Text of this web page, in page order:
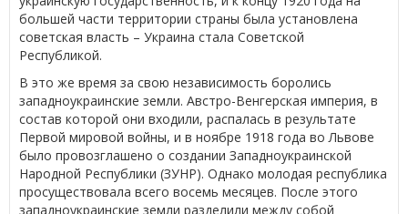
большей части территории страны была установлена
советская власть – Украина стала Советской
Республикой.
В это же время за свою независимость боролись
западноукраинские земли. Австро-Венгерская империя, в
состав которой они входили, распалась в результате
Первой мировой войны, и в ноябре 1918 года во Львове
было провозглашено о создании Западноукраинской
Народной Республики (ЗУНР). Однако молодая республика
просуществовала всего восемь месяцев. После этого
западноукраинские земли разделили между собой